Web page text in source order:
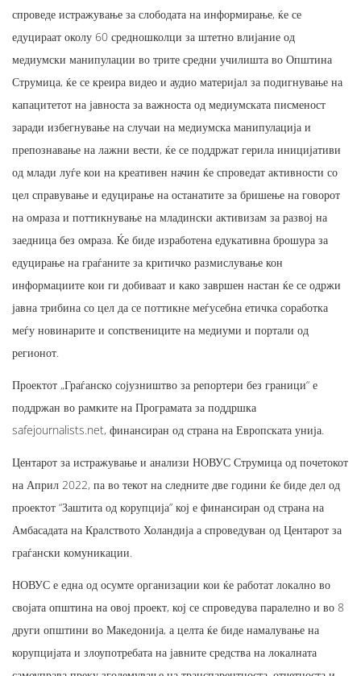
спроведе истражување за слободата на информирање, ќе се
едуцираат околу 60 средношколци за штетно влијание од
медиумски манипулации во трите средни училишта во Општина
Струмица, ќе се креира видео и аудио материјал за подигнување на
капацитетот на јавноста за важноста од медиумската писменост
заради избегнување на случаи на медиумска манипулација и
препознавање на лажни вести, ќе се поддржат герила иницијативи
од млади луѓе кои на креативен начин ќе спроведат активности со
цел справување и едуцирање на останатите за бришење на говорот
на омраза и поттикнување на младински активизам за развој на
заедница без омраза. Ќе биде изработена едукативна брошура за
едуцирање на граѓаните за критичко размислување кон
информациите кои ги добиваат и како завршен настан ќе се одржи
јавна трибина со цел да се поттикне меѓусебна етичка соработка
меѓу новинарите и сопствениците на медиуми и портали од
регионот.
Проектот „Граѓанско сојузништво за репортери без граници“ е
поддржан во рамките на Програмата за поддршка
safejournalists.net, финансиран од страна на Европската унија.
Центарот за истражување и анализи НОВУС Струмица од почетокот
на Април 2022, па во текот на следните две години ќе биде дел од
проектот “Заштита од корупција” кој е финансиран од страна на
Амбасадата на Кралството Холандија а спроведуван од Центарот за
граѓански комуникации.
НОВУС е една од осумте организации кои ќе работат локално во
својата општина на овој проект, кој се спроведува паралелно и во 8
други општини во Македонија, а целта ќе биде намалување на
корупцијата и злоупотребата на јавните средства на локалната